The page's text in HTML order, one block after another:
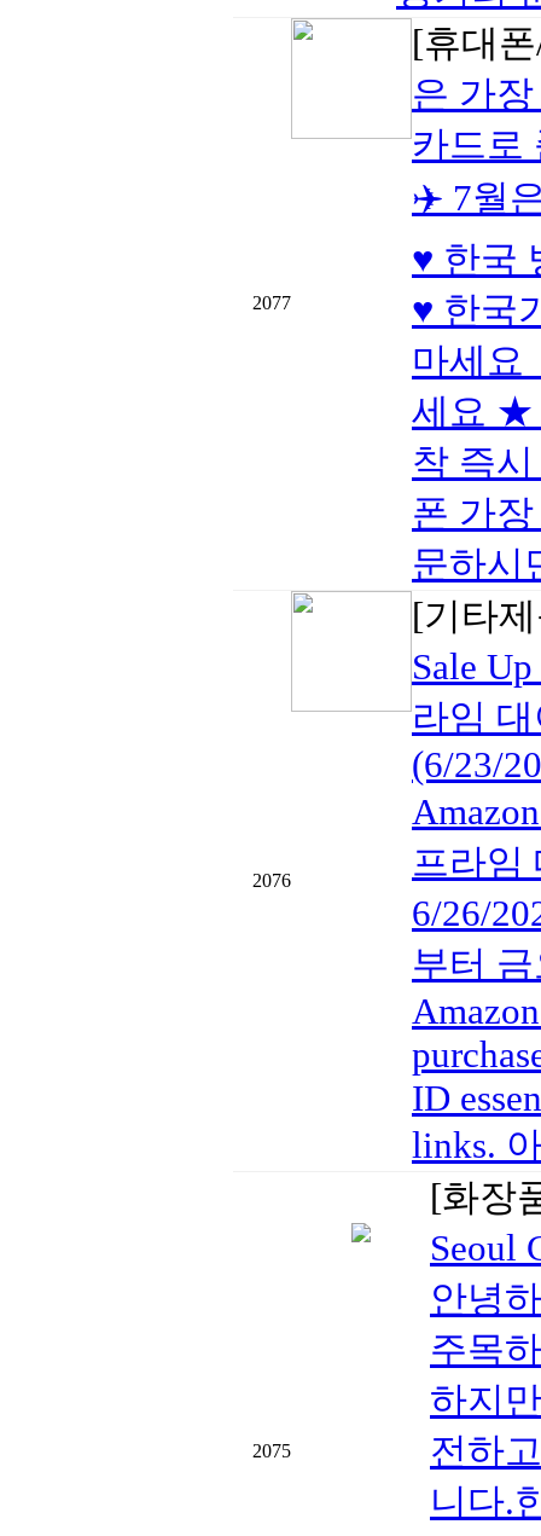
2077
[휴대
은 가
카드로
✈️ 7월
♥ 한국
♥ 한국
마세요
세요 ★
착 즉
폰 가
문하시
2076
[기타
Sale
라임
(6/23/
프라임
6/26/
부터 금
ID
links.
2075
[화장
Seoul
안녕
주목
하지
전하
니다.